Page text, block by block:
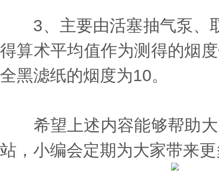
3、主要由活塞抽气泵、
得算术平均值作为测得的烟
全黑滤纸的烟度为10。
希望上述内容能够帮助大
站，小编会定期为大家带来